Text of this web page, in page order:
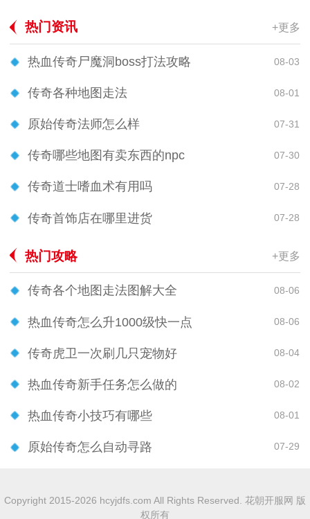
热门资讯 +更多
热血传奇尸魔洞boss打法攻略 08-03
传奇各种地图走法 08-01
原始传奇法师怎么样 07-31
传奇哪些地图有卖东西的npc 07-30
传奇道士嗜血术有用吗 07-28
传奇首饰店在哪里进货 07-28
热门攻略 +更多
传奇各个地图走法图解大全 08-06
热血传奇怎么升1000级快一点 08-06
传奇虎卫一次刷几只宠物好 08-04
热血传奇新手任务怎么做的 08-02
热血传奇小技巧有哪些 08-01
原始传奇怎么自动寻路 07-29
Copyright 2015-2026 hcyjdfs.com All Rights Reserved. 花朝开服网 版
权所有